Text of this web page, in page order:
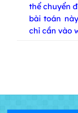
thể chuyển
bài toán
chỉ cần vào